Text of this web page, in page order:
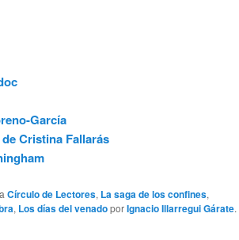
García
Cristina Fallarás
Círculo de Lectores, La saga de los confines,
, Los días del venadoporIgnacio Illarregui Gárate.